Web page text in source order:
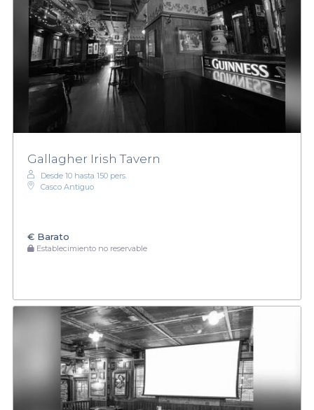
Gallagher Irish Tavern
Desde 10 hasta 150 pers.
Casco Antiguo
€ Barato
Establecimiento no reservable